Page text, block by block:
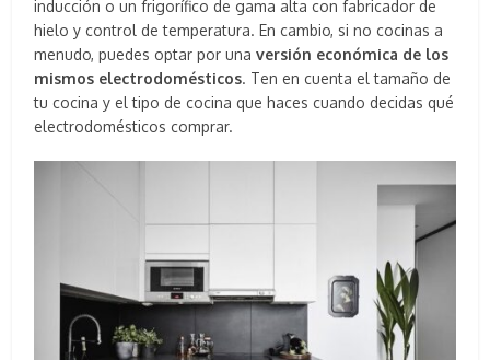
inducción o un frigorífico de gama alta con fabricador de
hielo y control de temperatura. En cambio, si no cocinas a
menudo, puedes optar por unaversión económica de los
mismos electrodomésticos. Ten en cuenta el tamaño de
tu cocina y el tipo de cocina que haces cuando decidas qué
electrodomésticos comprar.